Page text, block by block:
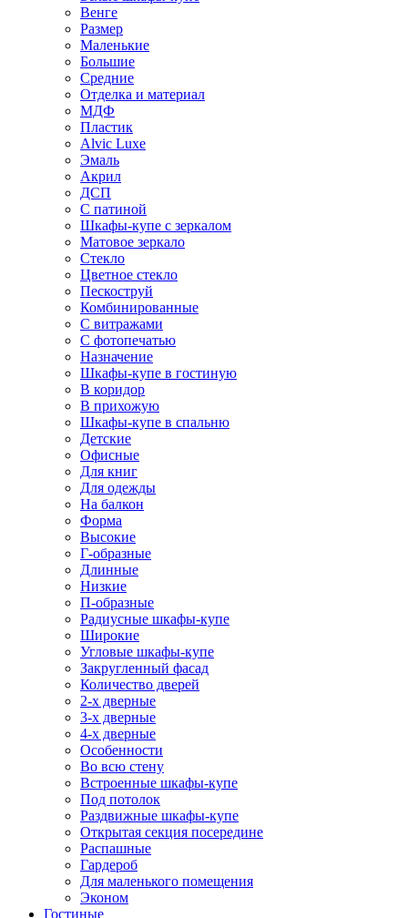
Венге
Размер
Маленькие
Большие
Средние
Отделка и материал
МДФ
Пластик
Alvic Luxe
Эмаль
Акрил
ДСП
С патиной
Шкафы-купе с зеркалом
Матовое зеркало
Стекло
Цветное стекло
Пескоструй
Комбинированные
С витражами
С фотопечатью
Назначение
Шкафы-купе в гостиную
В коридор
В прихожую
Шкафы-купе в спальню
Детские
Офисные
Для книг
Для одежды
На балкон
Форма
Высокие
Г-образные
Длинные
Низкие
П-образные
Радиусные шкафы-купе
Широкие
Угловые шкафы-купе
Закругленный фасад
Количество дверей
2-х дверные
3-х дверные
4-х дверные
Особенности
Во всю стену
Встроенные шкафы-купе
Под потолок
Раздвижные шкафы-купе
Открытая секция посередине
Распашные
Гардероб
Для маленького помещения
Эконом
Гостиные